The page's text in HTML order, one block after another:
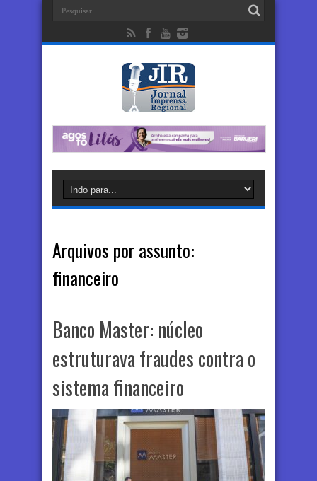
Arquivos por assunto:
financeiro
Banco Master: núcleo
estruturava fraudes contra o
sistema financeiro